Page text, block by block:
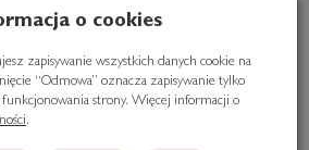
Do koszyka
o cookies
zapisywanie wszystkich danych cookie na
“Odmowa” oznacza zapisywanie tylko
strony. Więcej informacji o
.